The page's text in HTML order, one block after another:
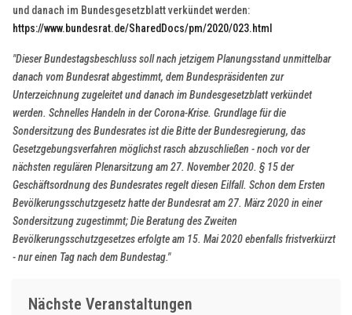
und danach im Bundesgesetzblatt verkündet werden:
https://www.bundesrat.de/SharedDocs/pm/2020/023.html
"Dieser Bundestagsbeschluss soll nach jetzigem Planungsstand unmittelbar
danach vom Bundesrat abgestimmt, dem Bundespräsidenten zur
Unterzeichnung zugeleitet und danach im Bundesgesetzblatt verkündet
werden. Schnelles Handeln in der Corona-Krise. Grundlage für die
Sondersitzung des Bundesrates ist die Bitte der Bundesregierung, das
Gesetzgebungsverfahren möglichst rasch abzuschließen - noch vor der
nächsten regulären Plenarsitzung am 27. November 2020. § 15 der
Geschäftsordnung des Bundesrates regelt diesen Eilfall. Schon dem Ersten
Bevölkerungsschutzgesetz hatte der Bundesrat am 27. März 2020 in einer
Sondersitzung zugestimmt; Die Beratung des Zweiten
Bevölkerungsschutzgesetzes erfolgte am 15. Mai 2020 ebenfalls fristverkürzt
- nur einen Tag nach dem Bundestag."
Nächste Veranstaltungen